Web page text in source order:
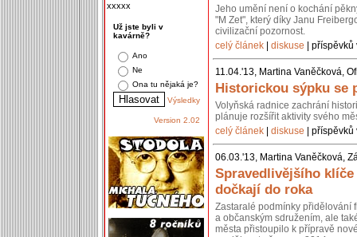
xxxxx
Už jste byli v
kavárně?
Ano
Ne
Ona tu nějaká je?
Výsledky
Version 2.02
Jeho umění není o kochání
"M Zet", který díky Janu
civilizační pozornost.
celý článek
diskuse |
11.04.'13, Martina Vaněčková,
Historickou sýpku se
Volyňská radnice zachrání
plánuje rozšířit aktivity svého
celý článek
diskuse |
06.03.'13, Martina Vaněčková,
Spravedlivějšího
dočkají do roka
Zastaralé podmínky přidělování
a občanským sdružením, ale
města přistoupilo k přípravě